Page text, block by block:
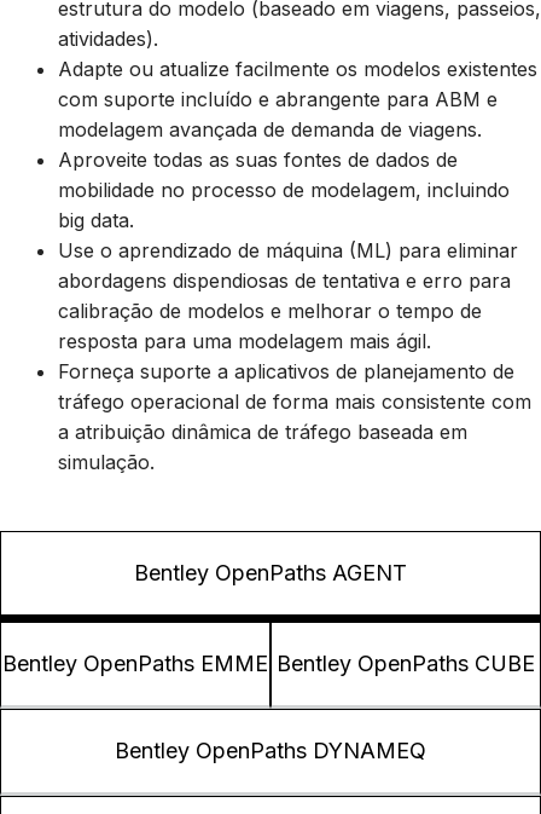
estrutura do modelo (baseado em viagens, passeios,
atividades).
Adapte ou atualize facilmente os modelos existentes
com suporte incluído e abrangente para ABM e
modelagem avançada de demanda de viagens.
Aproveite todas as suas fontes de dados de
mobilidade no processo de modelagem, incluindo
big data.
Use o aprendizado de máquina (ML) para eliminar
abordagens dispendiosas de tentativa e erro para
calibração de modelos e melhorar o tempo de
resposta para uma modelagem mais ágil.
Forneça suporte a aplicativos de planejamento de
tráfego operacional de forma mais consistente com
a atribuição dinâmica de tráfego baseada em
simulação.
Bentley OpenPaths AGENT
Bentley OpenPaths EMME Bentley OpenPaths CUBE
Bentley OpenPaths DYNAMEQ